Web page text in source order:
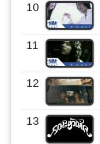
10
11
12
13